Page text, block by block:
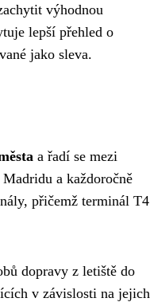
výhodnou
lepší přehled o
jako sleva.
a řadí se mezi
a každoročně
přičemž terminál T4
dopravy z letiště do
v závislosti na jejich